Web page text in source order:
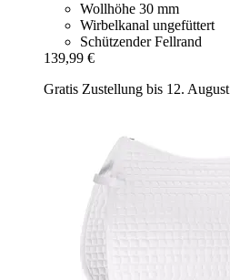
Wollhöhe 30 mm
Wirbelkanal ungefüttert
Schützender Fellrand
139,99 €
Gratis Zustellung bis 12. August